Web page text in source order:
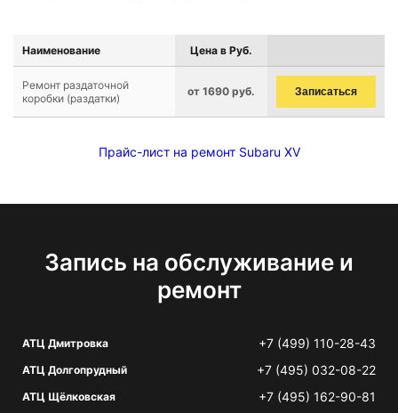
Наименование Цена в Руб.
Ремонт раздаточной
коробки (раздатки)
от 1690 руб. Записаться
Прайс-лист на ремонт Subaru XV
Запись на обслуживание и
ремонт
АТЦ Дмитровка +7 (499) 110-28-43
АТЦ Долгопрудный +7 (495) 032-08-22
АТЦ Щёлковская +7 (495) 162-90-81